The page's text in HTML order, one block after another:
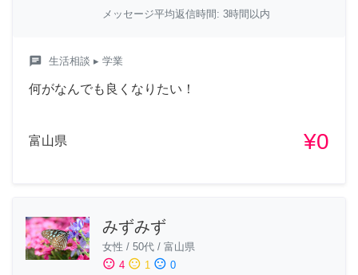
メッセージ平均返信時間: 3時間以内
chat 生活相談 ▸ 学業
何がなんでも良くなりたい！
富山県 ¥0
みずみず
女性 / 50代 / 富山県
sentiment_satisfied 4 sentiment_neutral 1 sentiment_dissatisfied 0